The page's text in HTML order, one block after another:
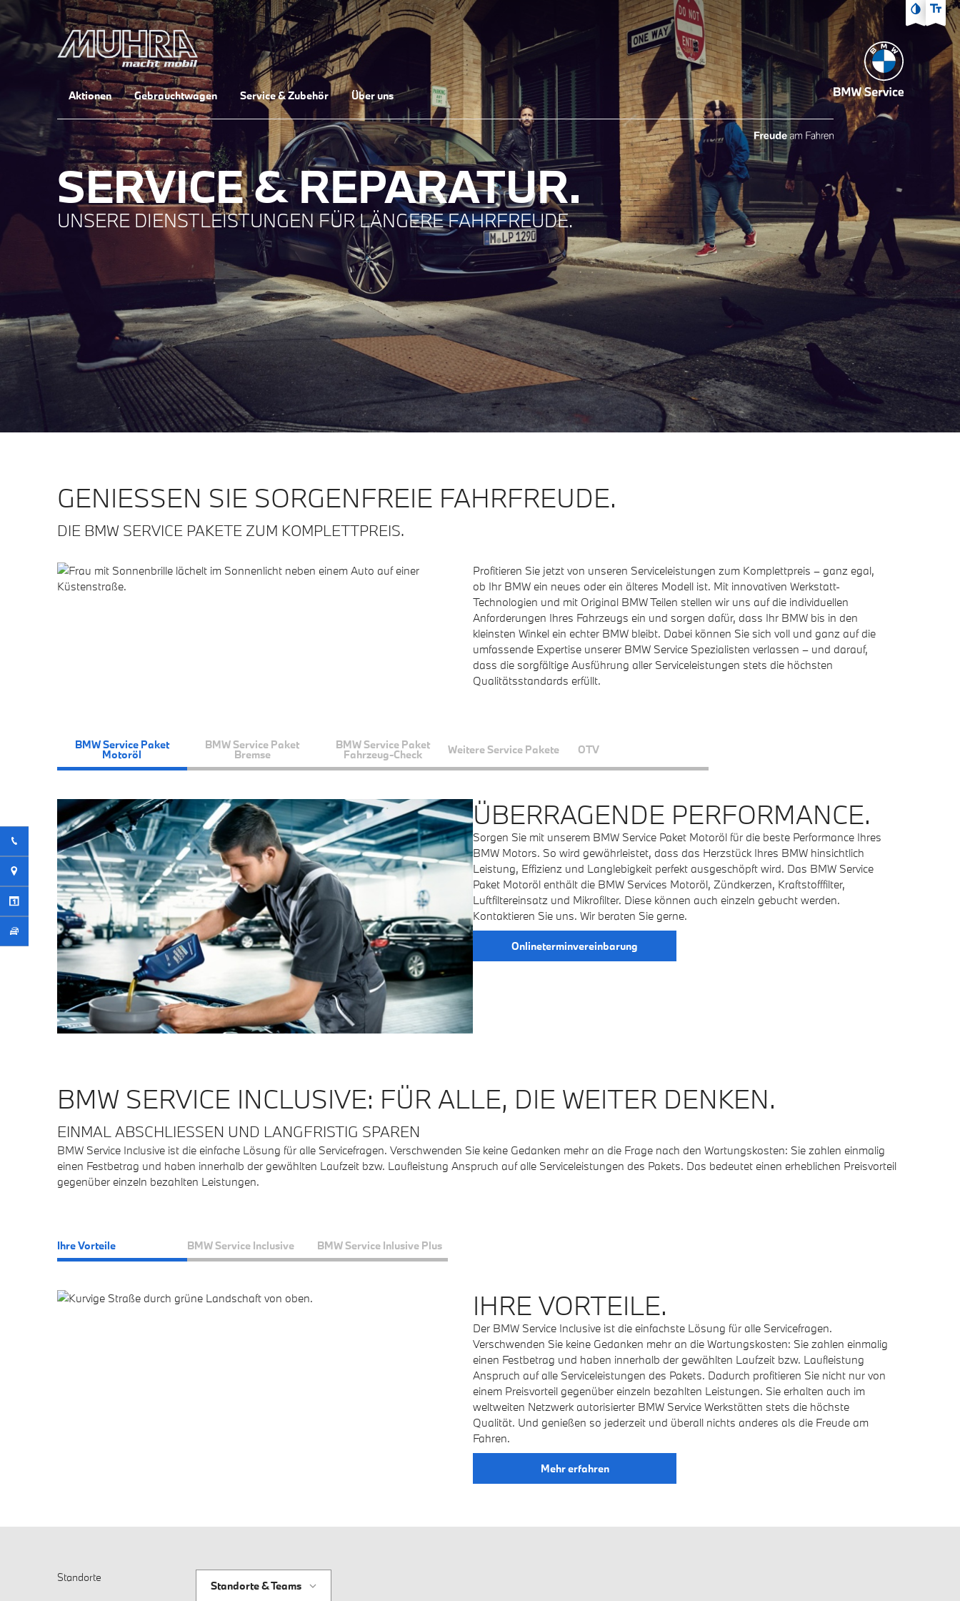
Zum Hauptmenü
Zum Inhalt
Zur Fußzeile
Aktionen Gebrauchtwagen Service & Zubehör Über uns
SERVICE & REPARATUR.
UNSERE DIENSTLEISTUNGEN FÜR LÄNGERE FAHRFREUDE.
GENIESSEN SIE SORGENFREIE FAHRFREUDE.
DIE BMW SERVICE PAKETE ZUM KOMPLETTPREIS.
Profitieren Sie jetzt von unseren Serviceleistungen zum Komplettpreis – ganz egal,
ob Ihr BMW ein neues oder ein älteres Modell ist. Mit innovativen Werkstatt-
Technologien und mit Original BMW Teilen stellen wir uns auf die individuellen
Anforderungen Ihres Fahrzeugs ein und sorgen dafür, dass Ihr BMW bis in den
kleinsten Winkel ein echter BMW bleibt. Dabei können Sie sich voll und ganz auf die
umfassende Expertise unserer BMW Service Spezialisten verlassen – und darauf,
dass die sorgfältige Ausführung aller Serviceleistungen stets die höchsten
Qualitätsstandards erfüllt.
BMW Service Paket
Motoröl
BMW Service Paket
Bremse
BMW Service Paket
Fahrzeug-Check Weitere Service Pakete OTV
ÜBERRAGENDE PERFORMANCE.
Sorgen Sie mit unserem BMW Service Paket Motoröl für die beste Performance Ihres
BMW Motors. So wird gewährleistet, dass das Herzstück Ihres BMW hinsichtlich
Leistung, Effizienz und Langlebigkeit perfekt ausgeschöpft wird. Das BMW Service
Paket Motoröl enthält die BMW Services Motoröl, Zündkerzen, Kraftstofffilter,
Luftfiltereinsatz und Mikrofilter. Diese können auch einzeln gebucht werden.
Kontaktieren Sie uns. Wir beraten Sie gerne.
Onlineterminvereinbarung
BMW SERVICE INCLUSIVE: FÜR ALLE, DIE WEITER DENKEN.
EINMAL ABSCHLIESSEN UND LANGFRISTIG SPAREN
BMW Service Inclusive ist die einfache Lösung für alle Servicefragen. Verschwenden Sie keine Gedanken mehr an die Frage nach den Wartungskosten: Sie zahlen einmalig
einen Festbetrag und haben innerhalb der gewählten Laufzeit bzw. Laufleistung Anspruch auf alle Serviceleistungen des Pakets. Das bedeutet einen erheblichen Preisvorteil
gegenüber einzeln bezahlten Leistungen.
Ihre Vorteile BMW Service Inclusive BMW Service Inlusive Plus
IHRE VORTEILE.
Der BMW Service Inclusive ist die einfachste Lösung für alle Servicefragen.
Verschwenden Sie keine Gedanken mehr an die Wartungskosten: Sie zahlen einmalig
einen Festbetrag und haben innerhalb der gewählten Laufzeit bzw. Laufleistung
Anspruch auf alle Serviceleistungen des Pakets. Dadurch profitieren Sie nicht nur von
einem Preisvorteil gegenüber einzeln bezahlten Leistungen. Sie erhalten auch im
weltweiten Netzwerk autorisierter BMW Service Werkstätten stets die höchste
Qualität. Und genießen so jederzeit und überall nichts anderes als die Freude am
Fahren.
Mehr erfahren
Standorte
Standorte & Teams